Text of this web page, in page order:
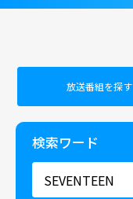
放送番組を探す
検索ワード